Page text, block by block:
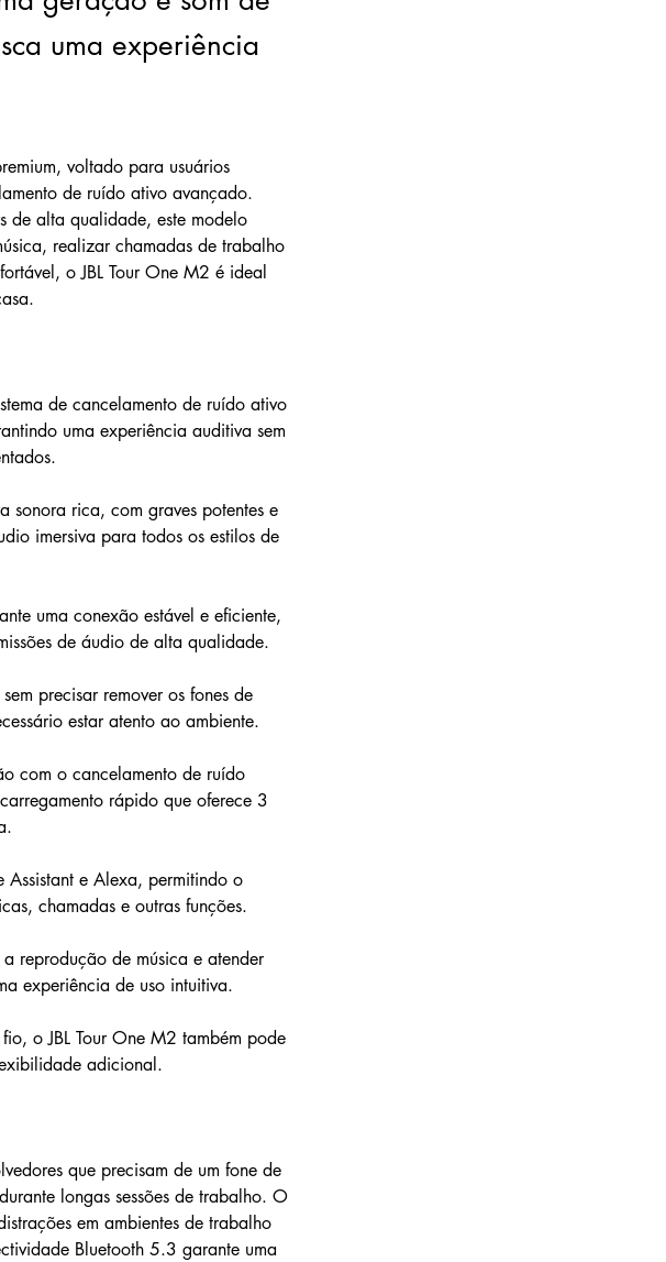
uma experiência
voltado para usuários
de ruído ativo avançado.
de alta qualidade, este modelo
realizar chamadas de trabalho
o JBL Tour One M2 é ideal
de cancelamento de ruído ativo
uma experiência auditiva sem
sonora rica, com graves potentes e
imersiva para todos os estilos de
uma conexão estável e eficiente,
de áudio de alta qualidade.
precisar remover os fones de
estar atento ao ambiente.
com o cancelamento de ruído
rápido que oferece 3
e Alexa, permitindo o
chamadas e outras funções.
reprodução de música e atender
experiência de uso intuitiva.
o JBL Tour One M2 também pode
adicional.
que precisam de um fone de
longas sessões de trabalho. O
em ambientes de trabalho
Bluetooth 5.3 garante uma